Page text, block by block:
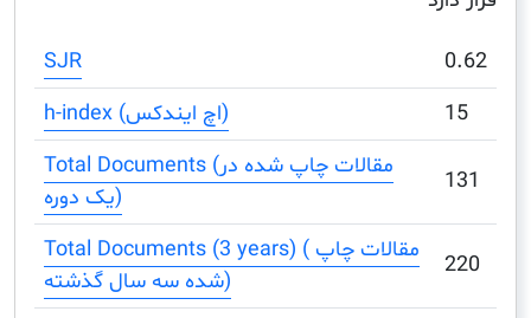
Total Documents (مقالات چاپ شده در
Total Documents (3 years) ( مقالات چاپ